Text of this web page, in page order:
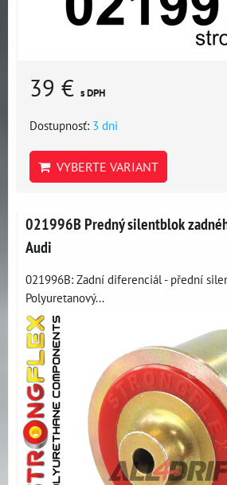
39 € s DPH
Dostupnosť: 3 dni
VYBERTE VARIANT
021996B Predný silentblok
Audi
021996B: Zadní diferenciál - přední
Polyuretanový...